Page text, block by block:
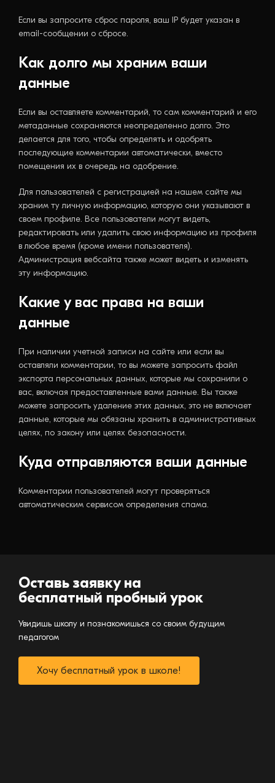
Если вы запросите сброс пароля, ваш IP будет указан в
email-сообщении о сбросе.
Как долго мы храним ваши
данные
Если вы оставляете комментарий, то сам комментарий и его
метаданные сохраняются неопределенно долго. Это
делается для того, чтобы определять и одобрять
последующие комментарии автоматически, вместо
помещения их в очередь на одобрение.
Для пользователей с регистрацией на нашем сайте мы
храним ту личную информацию, которую они указывают в
своем профиле. Все пользователи могут видеть,
редактировать или удалить свою информацию из профиля
в любое время (кроме имени пользователя).
Администрация вебсайта также может видеть и изменять
эту информацию.
Какие у вас права на ваши
данные
При наличии учетной записи на сайте или если вы
оставляли комментарии, то вы можете запросить файл
экспорта персональных данных, которые мы сохранили о
вас, включая предоставленные вами данные. Вы также
можете запросить удаление этих данных, это не включает
данные, которые мы обязаны хранить в административных
целях, по закону или целях безопасности.
Куда отправляются ваши данные
Комментарии пользователей могут проверяться
автоматическим сервисом определения спама.
Оставь заявку на
бесплатный пробный урок
Увидишь школу и познакомишься со своим будущим
педагогом
Хочу бесплатный урок в школе!